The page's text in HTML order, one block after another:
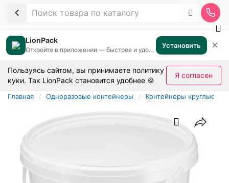
LionPack
Откройте в приложении — быстрее и удобнее Установить ✕
Пользуясь сайтом, вы принимаете политику
куки. Так LionPack становится удобнее 🍪
Я согласен
Главная Одноразовые контейнеры Контейнеры круглые